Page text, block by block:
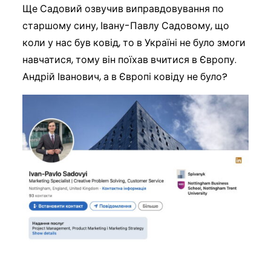
Ще Садовий озвучив виправдовування по
старшому сину, Івану-Павлу Садовому, що
коли у нас був ковід, то в Україні не було змоги
навчатися, тому він поїхав вчитися в Європу.
Андрій Іванович, а в Європі ковіду не було?